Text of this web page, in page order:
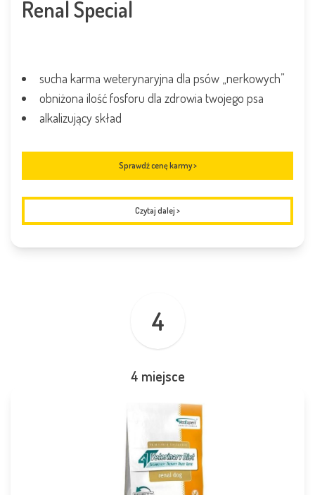
Renal Special
sucha karma weterynaryjna dla psów „nerkowych”
obniżona ilość fosforu dla zdrowia twojego psa
alkalizujący skład
Sprawdź cenę karmy >
Czytaj dalej >
4
4 miejsce